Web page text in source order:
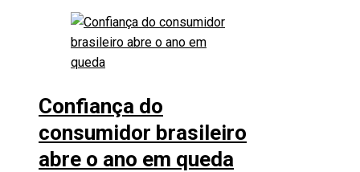
Confiança do
consumidor brasileiro
abre o ano em queda